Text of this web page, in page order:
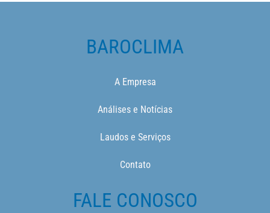
BAROCLIMA
A Empresa
Análises e Notícias
Laudos e Serviços
Contato
FALE CONOSCO